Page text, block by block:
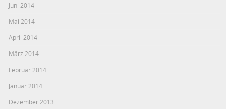
Juni 2014
Mai 2014
April 2014
März 2014
Februar 2014
Januar 2014
Dezember 2013